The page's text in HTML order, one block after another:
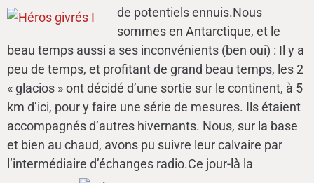
de potentiels ennuis.Nous
sommes en Antarctique, et le
beau temps aussi a ses inconvénients (ben oui) : Il y a
peu de temps, et profitant de grand beau temps, les 2
« glacios » ont décidé d’une sortie sur le continent, à 5
km d’ici, pour y faire une série de mesures. Ils étaient
accompagnés d’autres hivernants. Nous, sur la base
et bien au chaud, avons pu suivre leur calvaire par
l’intermédiaire d’échanges radio.Ce jour-là la